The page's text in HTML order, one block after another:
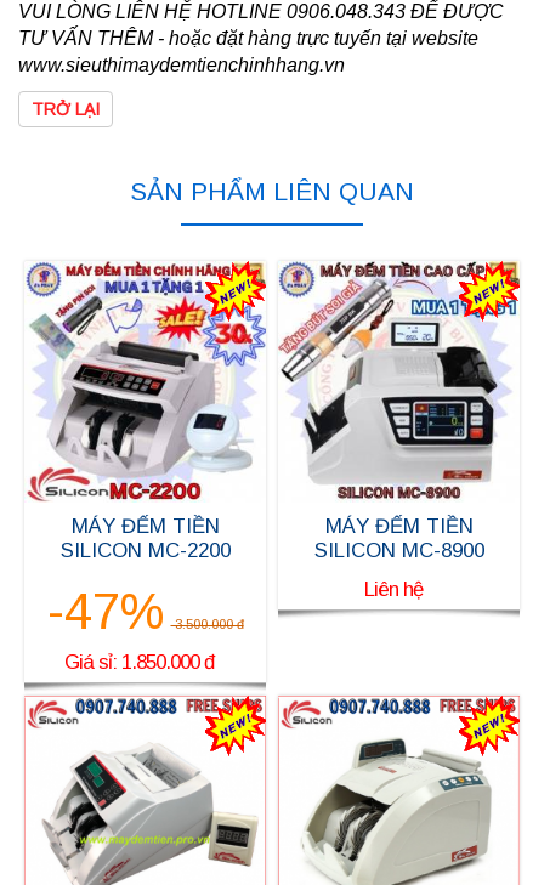
VUI LÒNG LIÊN HỆ HOTLINE 0906.048.343 ĐỂ ĐƯỢC
TƯ VẤN THÊM - hoặc đặt hàng trực tuyến tại website
www.sieuthimaydemtienchinhhang.vn
TRỞ LẠI
SẢN PHẨM LIÊN QUAN
MÁY ĐẾM TIỀN
SILICON MC-2200
-47% 3.500.000 đ
Giá sỉ: 1.850.000 đ
MÁY ĐẾM TIỀN
SILICON MC-8900
Liên hệ